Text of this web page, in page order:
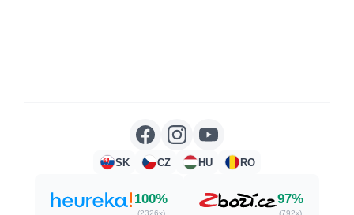
SK CZ HU RO
100%
(2326x)
97%
(792x)